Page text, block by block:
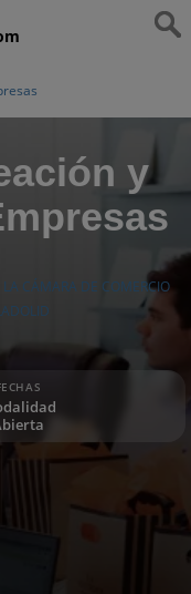
y
CÁMARA DE COMERCIO